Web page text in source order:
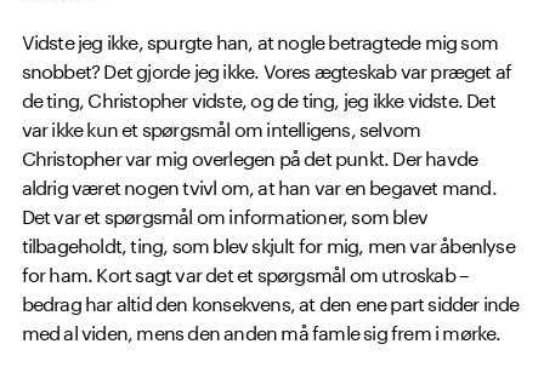
Vidste jeg ikke, spurgte han, at nogle betragtede mig som
snobbet? Det gjorde jeg ikke. Vores ægteskab var præget af
de ting, Christopher vidste, og de ting, jeg ikke vidste. Det
var ikke kun et spørgsmål om intelligens, selvom
Christopher var mig overlegen på det punkt. Der havde
aldrig været nogen tvivl om, at han var en begavet mand.
Det var et spørgsmål om informationer, som blev
tilbageholdt, ting, som blev skjult for mig, men var åbenlyse
for ham. Kort sagt var det et spørgsmål om utroskab –
bedrag har altid den konsekvens, at den ene part sidder inde
med al viden, mens den anden må famle sig frem i mørke.